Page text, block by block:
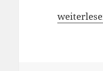
Ungeduld